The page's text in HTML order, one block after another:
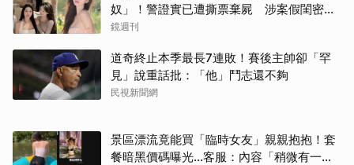
奴」！警證實已遭撕票棄屍 涉案假閨密近
況曝光
鏡週刊
道奇終止本季最長7連敗！賽後主帥卻「罕
見」說重話批：「他」鬥志還不夠
民視新聞網
景區漂流竟能買「臨時女友」親親抱抱！套
餐暗黑價碼曝光…客服：內容「稍微有一點